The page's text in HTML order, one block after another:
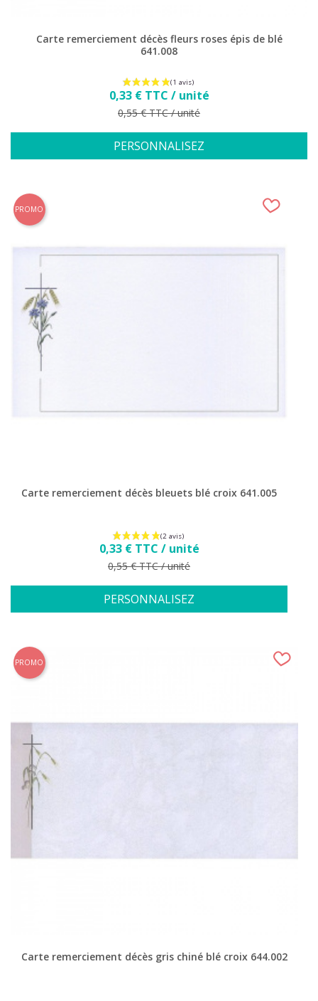
Carte remerciement décès fleurs roses épis de blé
641.008
Prix
0,33 € TTC / unité
Prix de base
0,55 € TTC / unité
PERSONNALISEZ
Carte remerciement décès bleuets blé croix 641.005
Prix
0,33 € TTC / unité
Prix de base
0,55 € TTC / unité
PERSONNALISEZ
PROMO
Carte remerciement décès gris chiné blé croix 644.002
PROMO